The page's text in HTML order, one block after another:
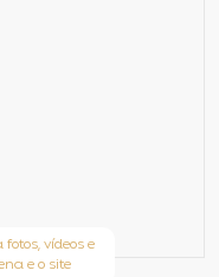
vídeos e
e o site